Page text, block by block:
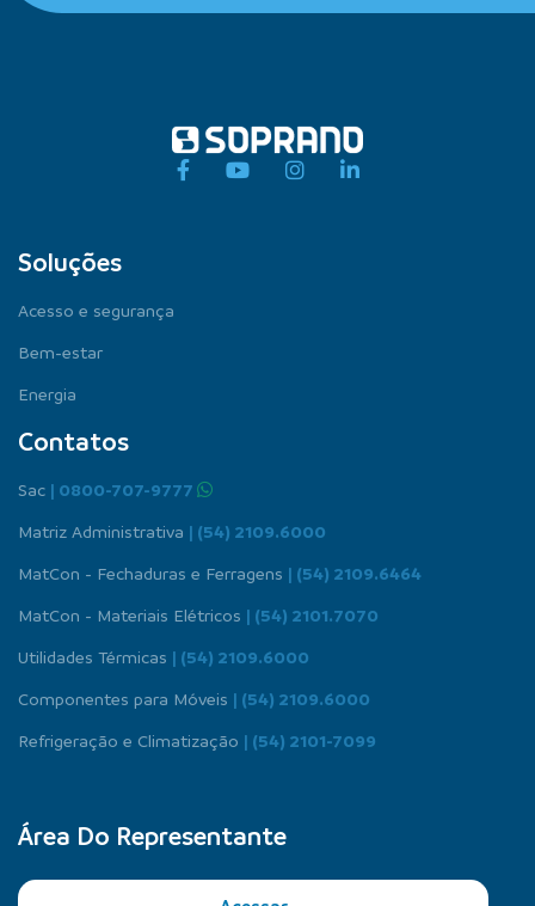
Soluções
Acesso e segurança
Bem-estar
Energia
Contatos
Sac | 0800-707-9777
Matriz Administrativa | (54) 2109.6000
MatCon - Fechaduras e Ferragens | (54) 2109.6464
MatCon - Materiais Elétricos | (54) 2101.7070
Utilidades Térmicas | (54) 2109.6000
Componentes para Móveis | (54) 2109.6000
Refrigeração e Climatização | (54) 2101-7099
Área Do Representante